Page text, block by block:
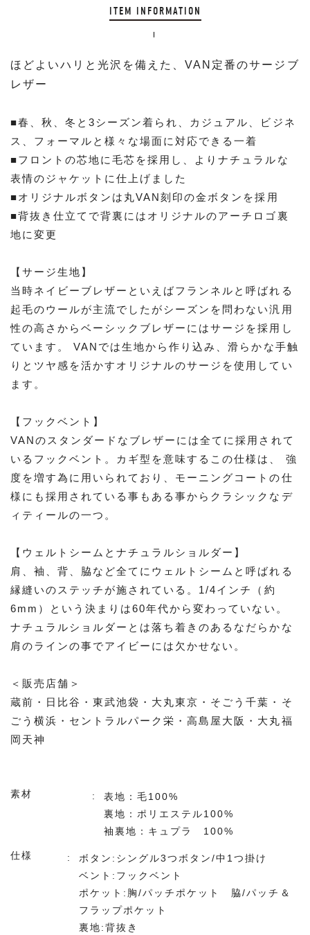
ITEM INFORMATION
ほどよいハリと光沢を備えた、VAN定番のサージブ
レザー
■春、秋、冬と3シーズン着られ、カジュアル、ビジネ
ス、フォーマルと様々な場面に対応できる一着
■フロントの芯地に毛芯を採用し、よりナチュラルな
表情のジャケットに仕上げました
■オリジナルボタンは丸VAN刻印の金ボタンを採用
■背抜き仕立てで背裏にはオリジナルのアーチロゴ裏
地に変更
【サージ生地】
当時ネイビーブレザーといえばフランネルと呼ばれる
起毛のウールが主流でしたがシーズンを問わない汎用
性の高さからベーシックブレザーにはサージを採用し
ています。 VANでは生地から作り込み、滑らかな手触
りとツヤ感を活かすオリジナルのサージを使用してい
ます。
【フックベント】
VANのスタンダードなブレザーには全てに採用されて
いるフックベント。カギ型を意味するこの仕様は、 強
度を増す為に用いられており、モーニングコートの仕
様にも採用されている事もある事からクラシックなデ
ィティールの一つ。
【ウェルトシームとナチュラルショルダー】
肩、袖、背、脇など全てにウェルトシームと呼ばれる
縁縫いのステッチが施されている。1/4インチ（約
6mm）という決まりは60年代から変わっていない。
ナチュラルショルダーとは落ち着きのあるなだらかな
肩のラインの事でアイビーには欠かせない。
＜販売店舗＞
蔵前・日比谷・東武池袋・大丸東京・そごう千葉・そ
ごう横浜・セントラルパーク栄・高島屋大阪・大丸福
岡天神
素材
表地：毛100%
裏地：ポリエステル100%
袖裏地：キュプラ 100%
仕様
ボタン:シングル3つボタン/中1つ掛け
ベント:フックベント
ポケット:胸/パッチポケット 脇/パッチ＆
フラップポケット
裏地:背抜き